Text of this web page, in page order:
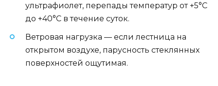
ультрафиолет, перепады температур от +5°C
до +40°C в течение суток.
Ветровая нагрузка — если лестница на
открытом воздухе, парусность стеклянных
поверхностей ощутимая.